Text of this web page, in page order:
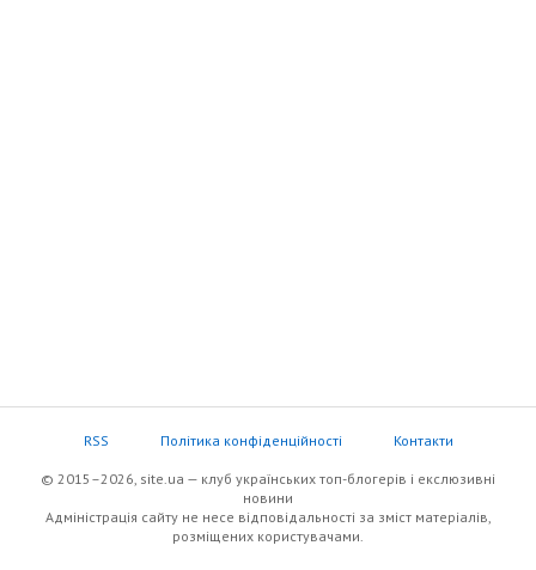
RSS Політика конфіденційності Контакти
© 2015–2026, site.ua — клуб українських топ-блогерів i екслюзивнi
новини
Адміністрація сайту не несе відповідальності за зміст матеріалів,
розміщених користувачами.